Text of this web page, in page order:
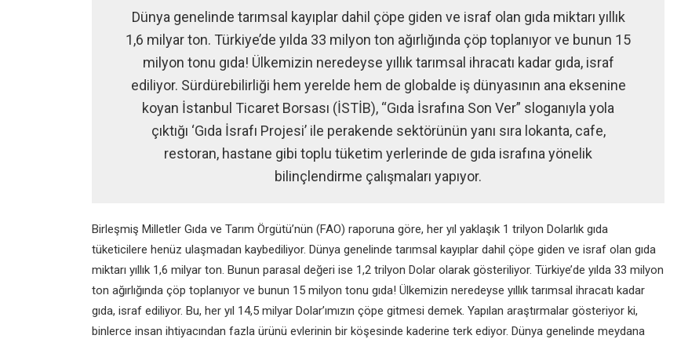
Dünya genelinde tarımsal kayıplar dahil çöpe giden ve israf olan gıda miktarı yıllık
1,6 milyar ton. Türkiye’de yılda 33 milyon ton ağırlığında çöp toplanıyor ve bunun 15
milyon tonu gıda! Ülkemizin neredeyse yıllık tarımsal ihracatı kadar gıda, israf
ediliyor. Sürdürebilirliği hem yerelde hem de globalde iş dünyasının ana eksenine
koyan İstanbul Ticaret Borsası (İSTİB), “Gıda İsrafına Son Ver” sloganıyla yola
çıktığı ‘Gıda İsrafı Projesi’ ile perakende sektörünün yanı sıra lokanta, cafe,
restoran, hastane gibi toplu tüketim yerlerinde de gıda israfına yönelik
bilinçlendirme çalışmaları yapıyor.
Birleşmiş Milletler Gıda ve Tarım Örgütü’nün (FAO) raporuna göre, her yıl yaklaşık 1 trilyon Dolarlık gıda
tüketicilere henüz ulaşmadan kaybediliyor. Dünya genelinde tarımsal kayıplar dahil çöpe giden ve israf olan gıda
miktarı yıllık 1,6 milyar ton. Bunun parasal değeri ise 1,2 trilyon Dolar olarak gösteriliyor. Türkiye’de yılda 33 milyon
ton ağırlığında çöp toplanıyor ve bunun 15 milyon tonu gıda! Ülkemizin neredeyse yıllık tarımsal ihracatı kadar
gıda, israf ediliyor. Bu, her yıl 14,5 milyar Dolar’ımızın çöpe gitmesi demek. Yapılan araştırmalar gösteriyor ki,
binlerce insan ihtiyacından fazla ürünü evlerinin bir köşesinde kaderine terk ediyor. Dünya genelinde meydana